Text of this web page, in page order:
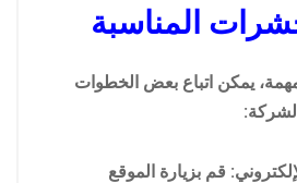
المناسبة
يمكن اتباع بعض الخطوات
قم بزيارة الموقع